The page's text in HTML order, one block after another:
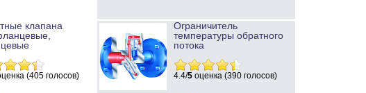
клапана
(405 голосов)
Ограничитель
температуры обратного
потока
4.4/5 оценка (390 голосов)